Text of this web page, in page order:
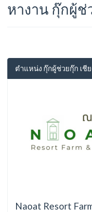
หางาน กุ๊กผู้ช่
ตำแหน่ง กุ๊กผู้ช่วยกุ๊ก เชี
Naoat Resort